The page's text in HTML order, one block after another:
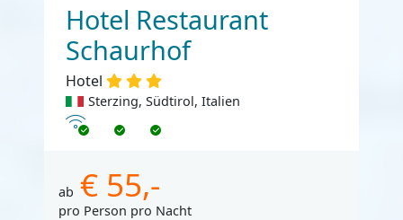
Hotel Restaurant
Schaurhof
Hotel
Sterzing, Südtirol, Italien
Internet
ab € 55,-
pro Person pro Nacht